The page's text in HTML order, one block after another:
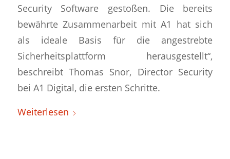
Security Software gestoßen. Die bereits
bewährte Zusammenarbeit mit A1 hat sich
als ideale Basis für die angestrebte
Sicherheitsplattform herausgestellt“,
beschreibt Thomas Snor, Director Security
bei A1 Digital, die ersten Schritte.
Weiterlesen